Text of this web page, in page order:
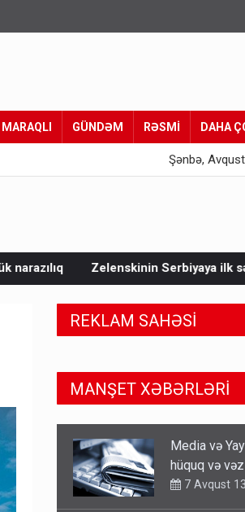
MARAQLI GÜNDƏM RƏSMİ DAHA
Şənbə,
Serbiyaya ilk səfəri: Vuçiçlə kritik
REKLAM SAHƏSİ
MANŞET XƏBƏRLƏRİ
Kartdan
köçürmə edə
7 Avqust